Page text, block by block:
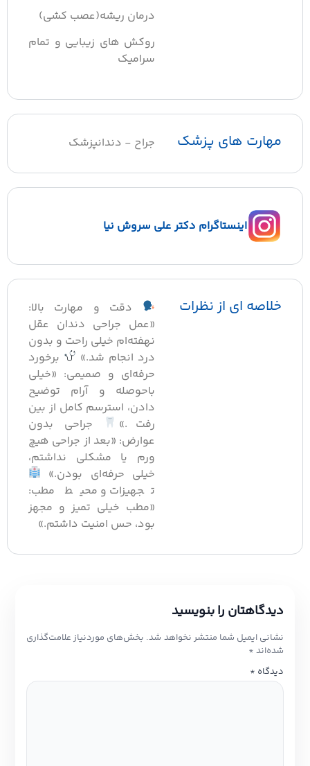
درمان ریشه(عصب کشی)
روکش های زیبایی و تمام
سرامیک
مهارت های پزشک جراح - دندانپزشک
اینستاگرام دکتر علی سروش نیا
خلاصه ای از نظرات
دقت و مهارت بالا:
«عمل جراحی دندان عقل
نهفته‌ام خیلی راحت و بدون
درد انجام شد.»
برخورد
حرفه‌ای و صمیمی: «خیلی
باحوصله و آرام توضیح
دادن، استرسم کامل از بین
رفت.»
جراحی بدون
عوارض: «بعد از جراحی هیچ
ورم یا مشکلی نداشتم،
خیلی حرفه‌ای بودن.»
تجهیزات و محیط مطب:
«مطب خیلی تمیز و مجهز
بود، حس امنیت داشتم.»
دیدگاهتان را بنویسید
نشانی ایمیل شما منتشر نخواهد شد. بخش‌های موردنیاز علامت‌گذاری
شده‌اند*
دیدگاه*